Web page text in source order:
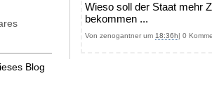
Blog
Wieso soll der Staat mehr
bekommen ...
Von zenogantner um 18:36h| 0